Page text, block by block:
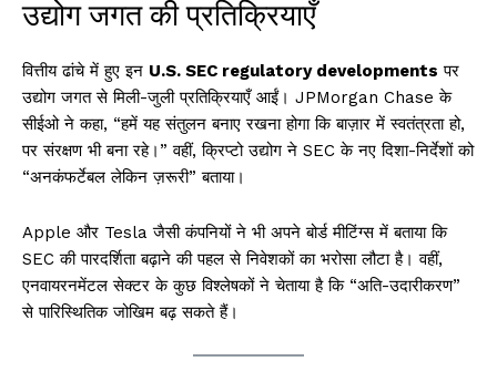
उद्योग जगत की प्रतिक्रियाएँ
वित्तीय ढांचे में हुए इन U.S. SEC regulatory developments पर
उद्योग जगत से मिली-जुली प्रतिक्रियाएँ आईं। JPMorgan Chase के
सीईओ ने कहा, “हमें यह संतुलन बनाए रखना होगा कि बाज़ार में स्वतंत्रता हो,
पर संरक्षण भी बना रहे।” वहीं, क्रिप्टो उद्योग ने SEC के नए दिशा-निर्देशों को
“अनकंफर्टेबल लेकिन ज़रूरी” बताया।
Apple और Tesla जैसी कंपनियों ने भी अपने बोर्ड मीटिंग्स में बताया कि
SEC की पारदर्शिता बढ़ाने की पहल से निवेशकों का भरोसा लौटा है। वहीं,
एनवायरनमेंटल सेक्टर के कुछ विश्लेषकों ने चेताया है कि “अति-उदारीकरण”
से पारिस्थितिक जोखिम बढ़ सकते हैं।